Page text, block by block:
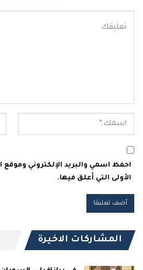
احفظ اسمي والبريد الإلكتروني
الأولى التي أعلق فيها.
المشاركات الاخيرة